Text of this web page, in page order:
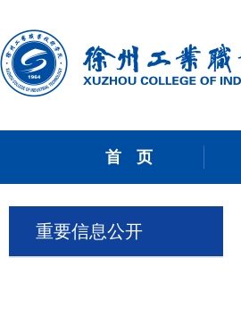
首 页
重要信息公开